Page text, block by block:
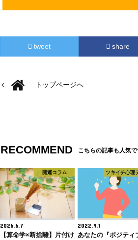
tweet share
トップページへ
RECOMMEND こちらの記事も人気
開運コラム
2026.6.7
【算命学×断捨離】片付け
ツキイチ心理
2022.9.1
あなたの『ポジティ